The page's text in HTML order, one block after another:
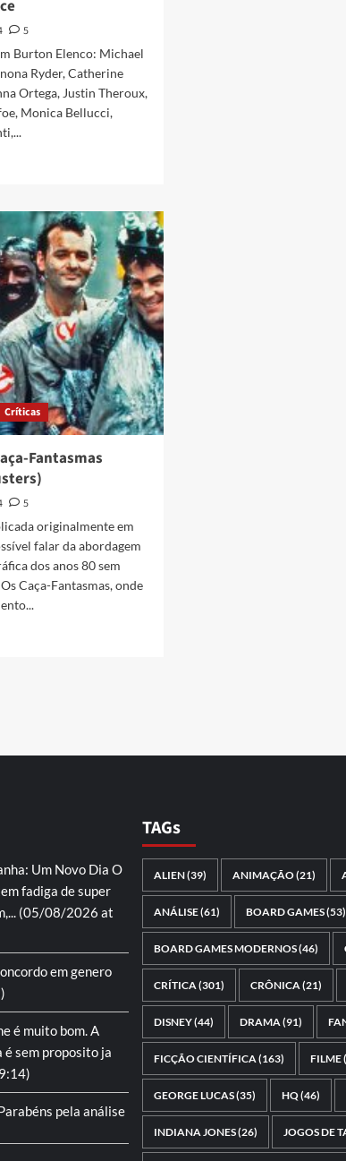
5
Burton Elenco: Michael
Ryder, Catherine
Ortega, Justin Theroux,
Monica Bellucci,
Críticas
Fantasmas
5
originalmente em
falar da abordagem
dos anos 80 sem
Caça-Fantasmas, onde
Um Novo Dia O
fadiga de super
(05/08/2026 at
em genero
é muito bom. A
sem proposito ja
pela análise
TAGs
ALIEN(39) ANIMAÇÃO(21)
ANÁLISE(61) BOARD GAMES(53)
BOARD GAMES MODERNOS(46)
CRÍTICA(301) CRÔNICA(21)
DISNEY(44) DRAMA(91)
FICÇÃO CIENTÍFICA(163) FILME
GEORGE LUCAS(35) HQ(46)
INDIANA JONES(26) JOGOS DE